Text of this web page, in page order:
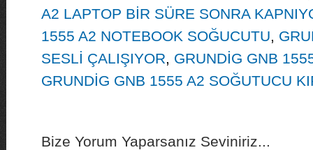
A2 LAPTOP BİR SÜRE SONRA
1555 A2 NOTEBOOK SOĞUCUTU,
SESLİ ÇALIŞIYOR, GRUNDİG GNB
GRUNDİG GNB 1555 A2 SOĞUTUCU
Bize Yorum Yaparsanız Seviniriz...